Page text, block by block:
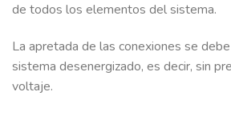
de todos los elementos del sistema.
La apretada de las conexiones se
sistema desenergizado, es decir, sin
voltaje.